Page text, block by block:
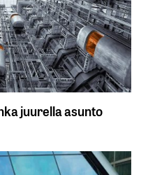
juurella asunto